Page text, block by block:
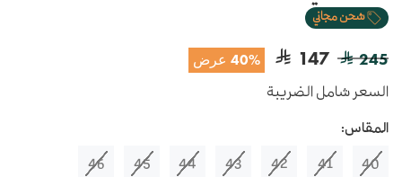
شحن مجاني
245
147 40% عرض
السعر شامل الضريبة
المقاس:
40
41
42
43
44
45
46